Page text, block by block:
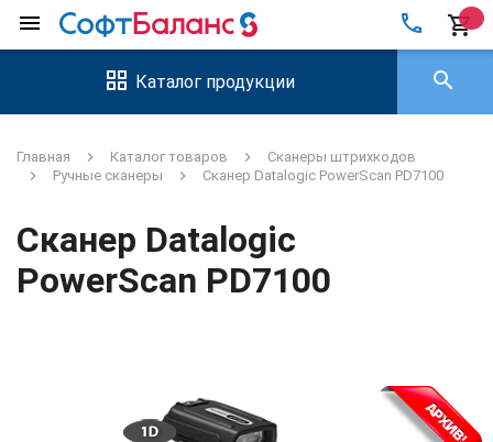
menu local_phone shopping_cart
Каталог продукции search
Главная Каталог товаров
Сканеры штрихкодов
Ручные сканеры
Сканер Datalogic PowerScan PD7100
Сканер Datalogic
PowerScan PD7100